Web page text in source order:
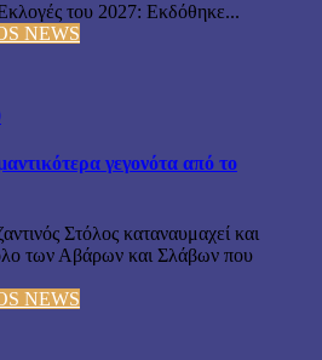
του 2027: Εκδόθηκε...
NEWS
γεγονότα από το
Στόλος καταναυμαχεί και
των Αβάρων και Σλάβων που
NEWS